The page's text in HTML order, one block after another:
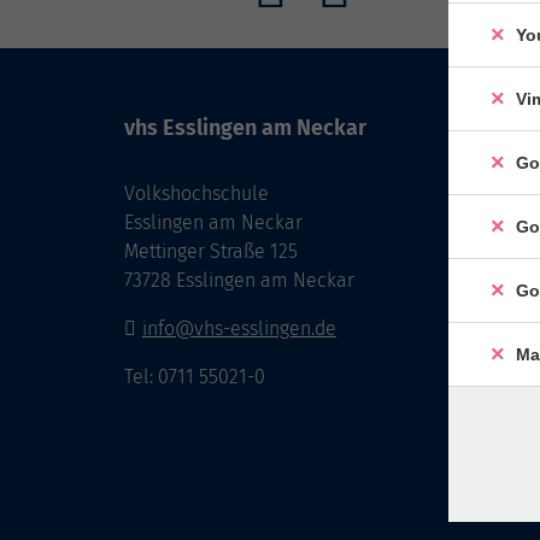
vhs Esslingen am Neckar
Volkshochschule
Esslingen am Neckar
Mettinger Straße 125
73728 Esslingen am Neckar
info@vhs-esslingen.de
Tel: 0711 55021-0